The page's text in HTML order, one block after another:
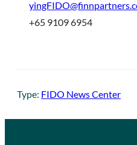
+65 9109 6954
Type: FIDO News Center